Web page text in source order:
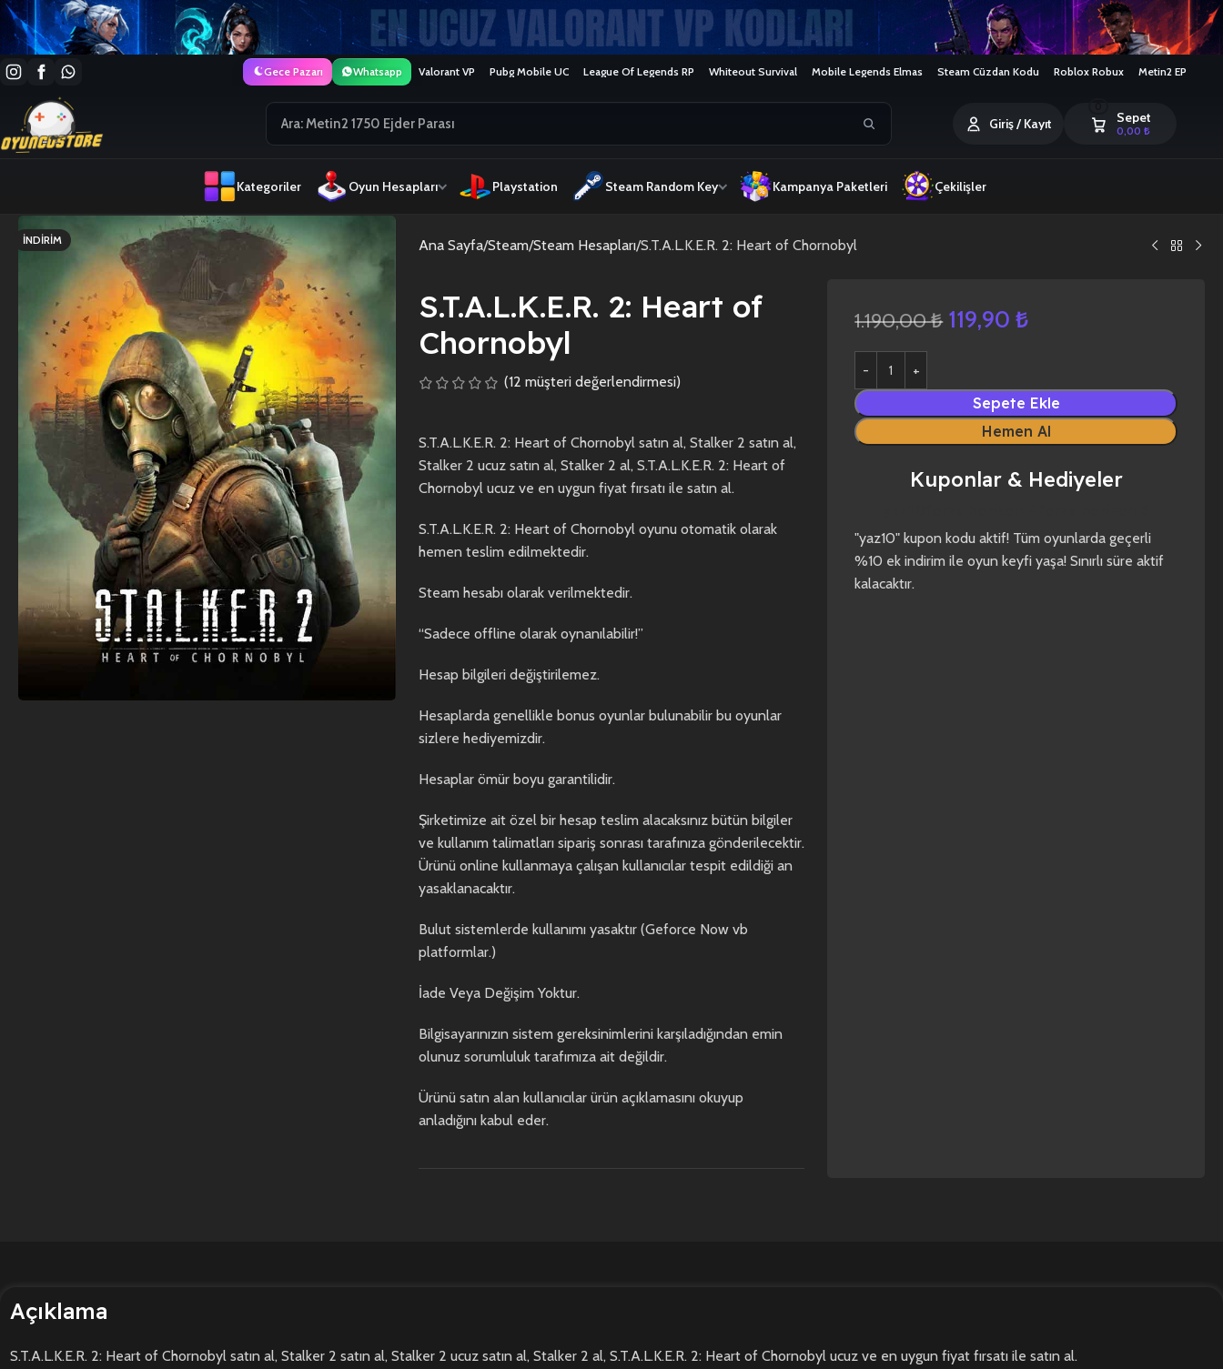
Gece Pazarı Whatsapp Valorant VP Pubg Mobile UC League Of Legends RP Whiteout Survival Mobile Legends Elmas Steam Cüzdan Kodu Roblox Robux Metin2 EP
Giriş / Kayıt Sepet
0,00₺
Kategoriler Oyun Hesapları Playstation Steam Random Key Kampanya Paketleri Çekilişler
İNDIRIM Ana Sayfa Steam Steam Hesapları S.T.A.L.K.E.R. 2: Heart of Chornobyl
S.T.A.L.K.E.R. 2: Heart of
Chornobyl
(12 müşteri değerlendirmesi)
S.T.A.L.K.E.R. 2: Heart of Chornobyl satın al, Stalker 2 satın al,
Stalker 2 ucuz satın al, Stalker 2 al, S.T.A.L.K.E.R. 2: Heart of
Chornobyl ucuz ve en uygun fiyat fırsatı ile satın al.
S.T.A.L.K.E.R. 2: Heart of Chornobyl oyunu otomatik olarak
hemen teslim edilmektedir.
Steam hesabı olarak verilmektedir.
“Sadece offline olarak oynanılabilir!”
Hesap bilgileri değiştirilemez.
Hesaplarda genellikle bonus oyunlar bulunabilir bu oyunlar
sizlere hediyemizdir.
Hesaplar ömür boyu garantilidir.
Şirketimize ait özel bir hesap teslim alacaksınız bütün bilgiler
ve kullanım talimatları sipariş sonrası tarafınıza gönderilecektir.
Ürünü online kullanmaya çalışan kullanıcılar tespit edildiği an
yasaklanacaktır.
Bulut sistemlerde kullanımı yasaktır (Geforce Now vb
platformlar.)
İade Veya Değişim Yoktur.
Bilgisayarınızın sistem gereksinimlerini karşıladığından emin
olunuz sorumluluk tarafımıza ait değildir.
Ürünü satın alan kullanıcılar ürün açıklamasını okuyup
anladığını kabul eder.
1.190,00₺ 119,90₺
Sepete Ekle
Hemen Al
Kuponlar & Hediyeler
"yaz10" kupon kodu aktif! Tüm oyunlarda geçerli
%10 ek indirim ile oyun keyfi yaşa! Sınırlı süre aktif
kalacaktır.
Açıklama
S.T.A.L.K.E.R. 2: Heart of Chornobyl satın al, Stalker 2 satın al, Stalker 2 ucuz satın al, Stalker 2 al, S.T.A.L.K.E.R. 2: Heart of Chornobyl ucuz ve en uygun fiyat fırsatı ile satın al.